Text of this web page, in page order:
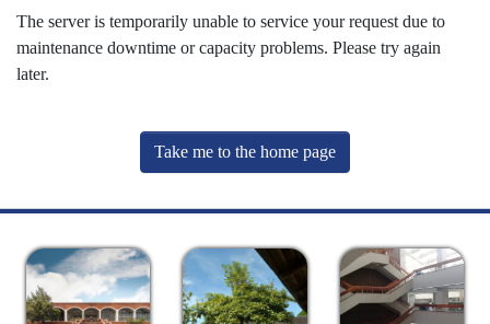
The server is temporarily unable to service your request due to
maintenance downtime or capacity problems. Please try again
later.
Take me to the home page